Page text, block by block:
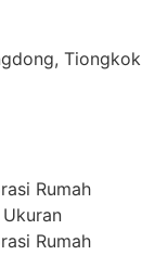
Tiongkok
Rumah
Rumah